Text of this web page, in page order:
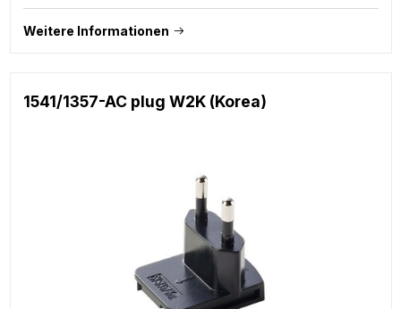
Weitere Informationen
1541/1357-AC plug W2K (Korea)